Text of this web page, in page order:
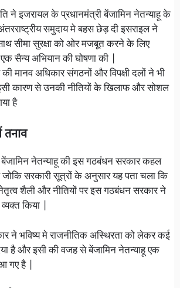
ने इजरायल के प्रधानमंत्री बेंजामिन नेतन्याहू के
समुदाय मे बहस छेड़ दी इसराइल ने
सीमा सुरक्षा को ओर मजबूत करने के लिए
सैन्य अभियान की घोषणा की |
मानव अधिकार संगठनों और विपक्षी दलों ने भी
कारण से उनकी नीतियों के खिलाफ और सोशल
है
नेतन्याहू की इस गठबंधन सरकार कहल
सरकारी सूत्रों के अनुसार यह पता चला कि
शैली और नीतियों पर इस गठबंधन सरकार ने
किया |
ने भविष्य मे राजनीतिक अस्थिरता को लेकर कई
है और इसी की वजह से बेंजामिन नेतन्याहू एक
गए है |